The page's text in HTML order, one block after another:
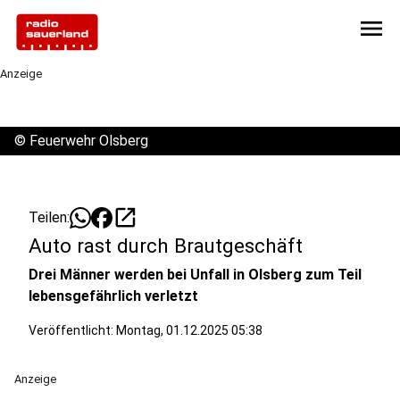
menu
Anzeige
© Feuerwehr Olsberg
Teilen: open_in_new
Auto rast durch Brautgeschäft
Drei Männer werden bei Unfall in Olsberg zum Teil
lebensgefährlich verletzt
Veröffentlicht: Montag, 01.12.2025 05:38
Anzeige